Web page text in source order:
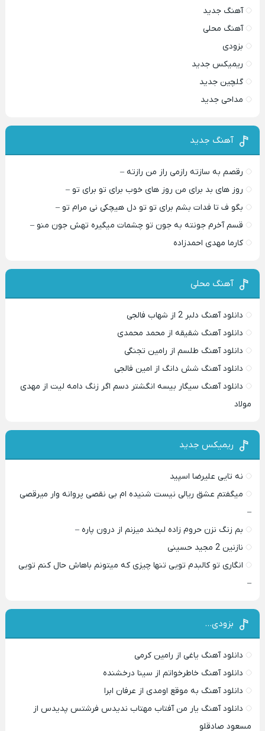
آهنگ جدید
آهنگ محلی
بزودی
ریمیکس جدید
گلچین جدید
مداحی جدید
آهنگ جدید
رقصم به سازته رازمی راز من رازته –
روز های بد برای من روز های خوب برای تو برای تو –
بگو ف تا فدات بشم برای تو تو دل هیچکی نی مرام تو –
قسم آخرم جونته به جون تو چشمات میگیره تهش جون منو –
کارما مهدی احمدزاده
آهنگ محلی
دانلود آهنگ دلبر 2 از شهاب فالجی
دانلود آهنگ شقیقه از محمد محمدی
دانلود آهنگ طلسم از رامین تجنگی
دانلود آهنگ شش دانگ از امین فالجی
دانلود آهنگ سیگار بیسه انگشتر دسم اگر زنگ دامه لیت از مهدی
مولاد
ریمیکس جدید
نه تایی علیرضا اسپید
میگفتم عشق ریالی نیست شنیده ام بی نقصی پروانه وار میرقصی
–
بم زنگ نزن حروم زاده لبخند میزنم از درون پاره –
نازنین 2 مجید حسینی
انگاری تو کالبدم تویی تنها چیزی که میتونم باهاش حال کنم تویی
–
بزودی…
دانلود آهنگ یاغی از رامین کرمی
دانلود آهنگ خاطرخواتم از سینا درخشنده
دانلود آهنگ به موقع اومدی از عرفان ابرا
دانلود آهنگ یار من آفتاب مهتاب ندیدس فرشتس پدیدس از
مسعود صادقلو